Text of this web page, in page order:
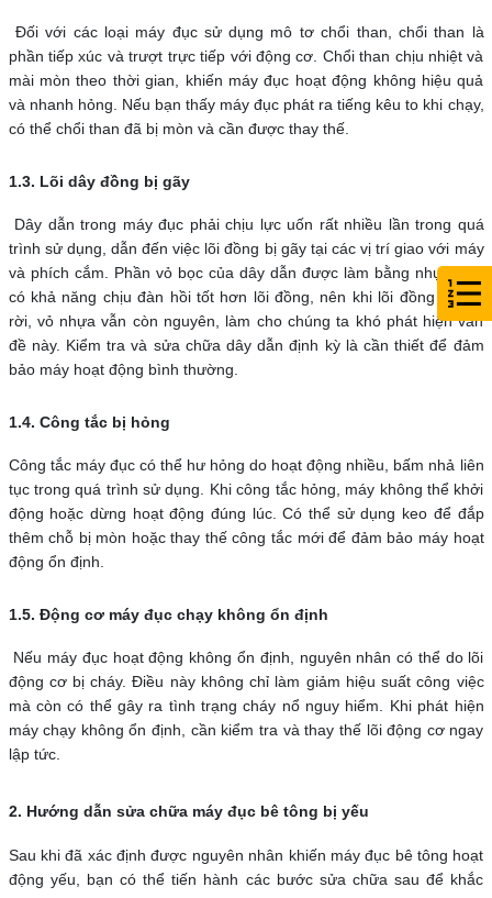
Đối với các loại máy đục sử dụng mô tơ chổi than, chổi than là
phần tiếp xúc và trượt trực tiếp với động cơ. Chổi than chịu nhiệt và
mài mòn theo thời gian, khiến máy đục hoạt động không hiệu quả
và nhanh hỏng. Nếu bạn thấy máy đục phát ra tiếng kêu to khi chạy,
có thể chổi than đã bị mòn và cần được thay thế.
1.3. Lõi dây đồng bị gãy
Dây dẫn trong máy đục phải chịu lực uốn rất nhiều lần trong quá
trình sử dụng, dẫn đến việc lõi đồng bị gãy tại các vị trí giao với máy
và phích cắm. Phần vỏ bọc của dây dẫn được làm bằng nhựa dẻo
có khả năng chịu đàn hồi tốt hơn lõi đồng, nên khi lõi đồng bị gãy
rời, vỏ nhựa vẫn còn nguyên, làm cho chúng ta khó phát hiện vấn
đề này. Kiểm tra và sửa chữa dây dẫn định kỳ là cần thiết để đảm
bảo máy hoạt động bình thường.
1.4. Công tắc bị hỏng
Công tắc máy đục có thể hư hỏng do hoạt động nhiều, bấm nhả liên
tục trong quá trình sử dụng. Khi công tắc hỏng, máy không thể khởi
động hoặc dừng hoạt động đúng lúc. Có thể sử dụng keo để đắp
thêm chỗ bị mòn hoặc thay thế công tắc mới để đảm bảo máy hoạt
động ổn định.
1.5. Động cơ máy đục chạy không ổn định
Nếu máy đục hoạt động không ổn định, nguyên nhân có thể do lõi
động cơ bị cháy. Điều này không chỉ làm giảm hiệu suất công việc
mà còn có thể gây ra tình trạng cháy nổ nguy hiểm. Khi phát hiện
máy chạy không ổn định, cần kiểm tra và thay thế lõi động cơ ngay
lập tức.
2. Hướng dẫn sửa chữa máy đục bê tông bị yếu
Sau khi đã xác định được nguyên nhân khiến máy đục bê tông hoạt
động yếu, bạn có thể tiến hành các bước sửa chữa sau để khắc